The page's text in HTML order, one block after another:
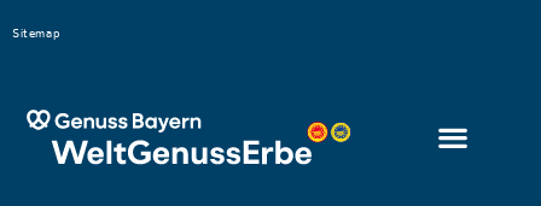
dass
diese
Sitemap